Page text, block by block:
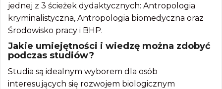
jednej z 3 ścieżek dydaktycznych: Antropologia
kryminalistyczna, Antropologia biomedyczna oraz
Środowisko pracy i BHP.
Jakie umiejętności i wiedzę można zdobyć
podczas studiów?
Studia są idealnym wyborem dla osób
interesujących się rozwojem biologicznym